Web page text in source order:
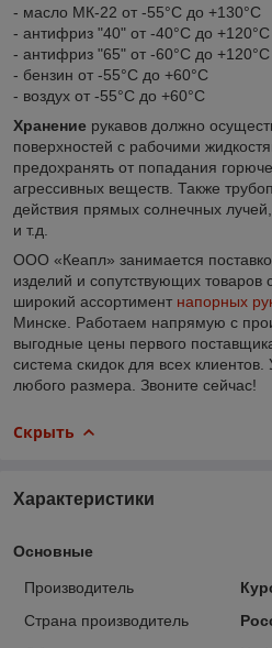
- масло МК-22 от -55°С до +130°С
- антифриз "40" от -40°С до +120°С
- антифриз "65" от -60°С до +120°С
- бензин от -55°С до +60°С
- воздух от -55°С до +60°С
Хранение рукавов должно
поверхностей с рабочими
предохранять от попадания
агрессивных веществ. Также
действия прямых солнечных
и т.д.
ООО «Кеапл» занимается
изделий и сопутствующих товаров
широкий ассортимент напорных
Минске. Работаем напрямую с
выгодные цены первого
система скидок для всех
любого размера. Звоните сейчас!
Скрыть
Характеристики
Основные
Производитель
Страна производитель